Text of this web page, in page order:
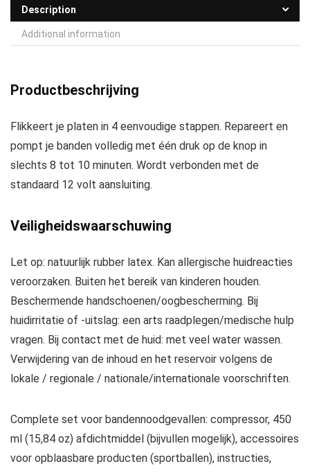
Description
Additional information
Productbeschrijving
Flikkeert je platen in 4 eenvoudige stappen. Repareert en
pompt je banden volledig met één druk op de knop in
slechts 8 tot 10 minuten. Wordt verbonden met de
standaard 12 volt aansluiting.
Veiligheidswaarschuwing
Let op: natuurlijk rubber latex. Kan allergische huidreacties
veroorzaken. Buiten het bereik van kinderen houden.
Beschermende handschoenen/oogbescherming. Bij
huidirritatie of -uitslag: een arts raadplegen/medische hulp
vragen. Bij contact met de huid: met veel water wassen.
Verwijdering van de inhoud en het reservoir volgens de
lokale / regionale / nationale/internationale voorschriften.
Complete set voor bandennoodgevallen: compressor, 450
ml (15,84 oz) afdichtmiddel (bijvullen mogelijk), accessoires
voor opblaasbare producten (sportballen), instructies,